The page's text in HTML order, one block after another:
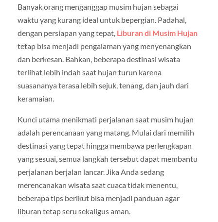
Banyak orang menganggap musim hujan sebagai
waktu yang kurang ideal untuk bepergian. Padahal,
dengan persiapan yang tepat, Liburan di Musim Hujan
tetap bisa menjadi pengalaman yang menyenangkan
dan berkesan. Bahkan, beberapa destinasi wisata
terlihat lebih indah saat hujan turun karena
suasananya terasa lebih sejuk, tenang, dan jauh dari
keramaian.
Kunci utama menikmati perjalanan saat musim hujan
adalah perencanaan yang matang. Mulai dari memilih
destinasi yang tepat hingga membawa perlengkapan
yang sesuai, semua langkah tersebut dapat membantu
perjalanan berjalan lancar. Jika Anda sedang
merencanakan wisata saat cuaca tidak menentu,
beberapa tips berikut bisa menjadi panduan agar
liburan tetap seru sekaligus aman.